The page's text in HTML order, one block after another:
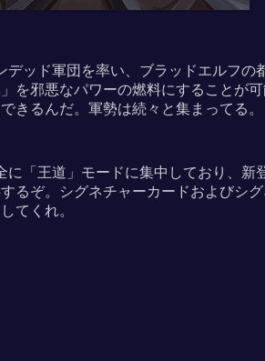
ッド軍団を率い、ブラッドエルフの
を邪悪なパワーの燃料にすることが
きるんだ。軍勢は続々と集まってる
「王道」モードに集中しており、新
るぞ。シグネチャーカードおよびシ
てくれ。